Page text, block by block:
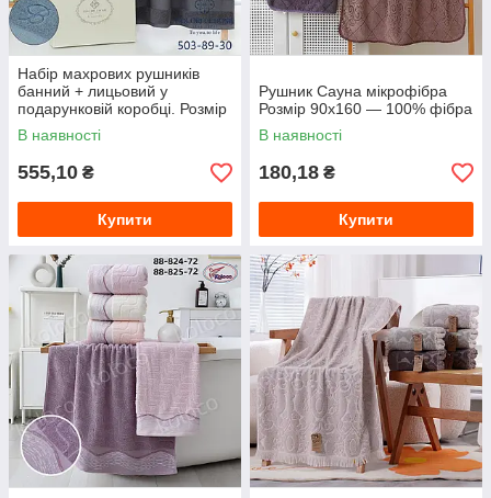
Набір махрових рушників
банний + лицьовий у
подарунковій коробці. Розмір
70*140 і 50*90
В наявності
555,10 ₴
Купити
Рушник Сауна мікрофібра
Розмір 90х160 — 100% фібра
В наявності
180,18 ₴
Купити